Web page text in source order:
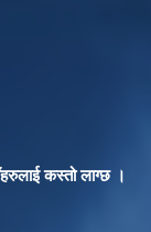
कस्तो लाग्छ ।